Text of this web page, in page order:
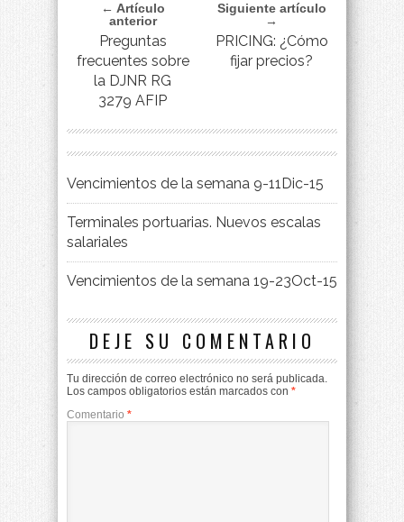
← Artículo
anterior
Preguntas
frecuentes sobre
la DJNR RG
3279 AFIP
Siguiente artículo
→
PRICING: ¿Cómo
fijar precios?
Vencimientos de la semana 9-11Dic-15
Terminales portuarias. Nuevos escalas
salariales
Vencimientos de la semana 19-23Oct-15
DEJE SU COMENTARIO
Tu dirección de correo electrónico no será publicada.
Los campos obligatorios están marcados con *
Comentario *